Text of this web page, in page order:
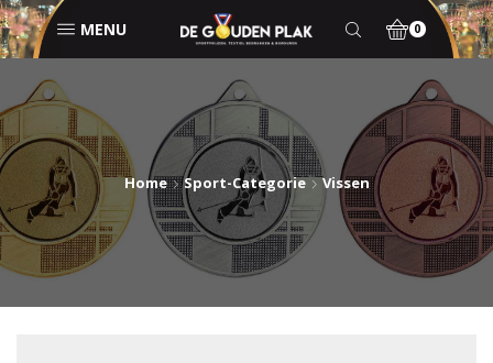
MENU 0
Home Sport-Categorie Vissen